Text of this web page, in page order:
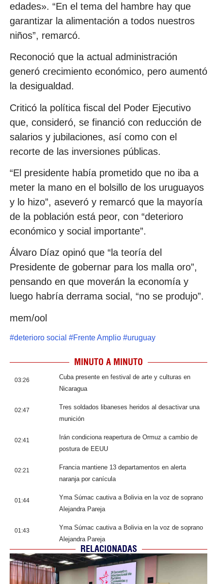
edades». “En el tema del hambre hay que
garantizar la alimentación a todos nuestros
niños”, remarcó.
Reconoció que la actual administración
generó crecimiento económico, pero aumentó
la desigualdad.
Criticó la política fiscal del Poder Ejecutivo
que, consideró, se financió con reducción de
salarios y jubilaciones, así como con el
recorte de las inversiones públicas.
“El presidente había prometido que no iba a
meter la mano en el bolsillo de los uruguayos
y lo hizo”, aseveró y remarcó que la mayoría
de la población está peor, con “deterioro
económico y social importante”.
Álvaro Díaz opinó que “la teoría del
Presidente de gobernar para los malla oro”,
pensando en que moverán la economía y
luego habría derrama social, “no se produjo”.
mem/ool
#deterioro social #Frente Amplio #uruguay
MINUTO A MINUTO
03:26
Cuba presente en festival de arte y culturas en
Nicaragua
02:47
Tres soldados libaneses heridos al desactivar una
munición
02:41
Irán condiciona reapertura de Ormuz a cambio de
postura de EEUU
02:21
Francia mantiene 13 departamentos en alerta
naranja por canícula
01:44
Yma Súmac cautiva a Bolivia en la voz de soprano
Alejandra Pareja
01:43
Yma Súmac cautiva a Bolivia en la voz de soprano
Alejandra Pareja
RELACIONADAS